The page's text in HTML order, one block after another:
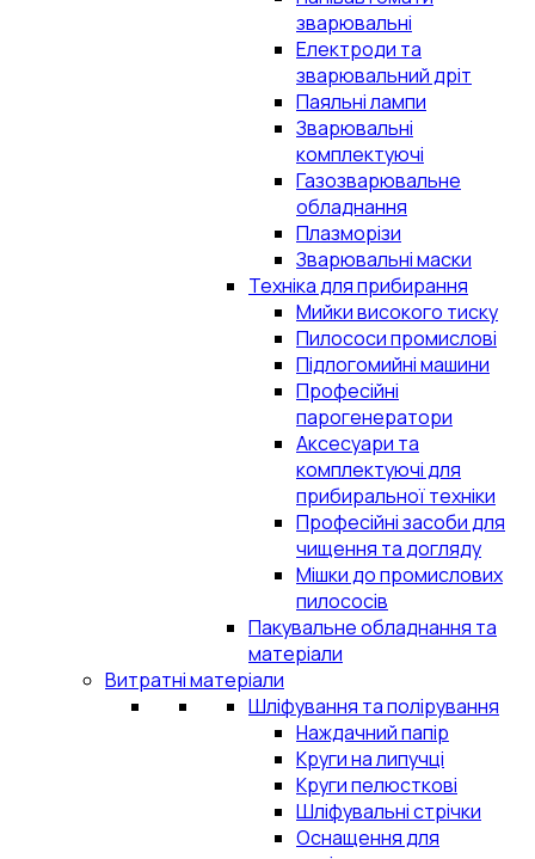
зварювальні
Електроди та
зварювальний дріт
Паяльні лампи
Зварювальні
комплектуючі
Газозварювальне
обладнання
Плазморізи
Зварювальні маски
Техніка для прибирання
Мийки високого тиску
Пилососи промислові
Підлогомийні машини
Професійні
парогенератори
Аксесуари та
комплектуючі для
прибиральної техніки
Професійні засоби для
чищення та догляду
Мішки до промислових
пилососів
Пакувальне обладнання та
матеріали
Витратні матеріали
Шліфування та полірування
Наждачний папір
Круги на липучці
Круги пелюсткові
Шліфувальні стрічки
Оснащення для